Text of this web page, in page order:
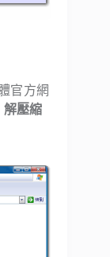
官方網
解壓縮